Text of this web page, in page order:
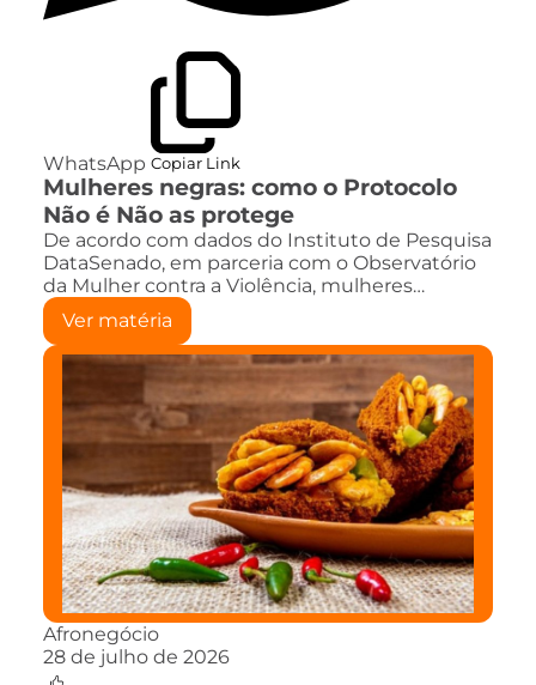
WhatsApp Copiar Link
Mulheres negras: como o Protocolo
Não é Não as protege
De acordo com dados do Instituto de Pesquisa
DataSenado, em parceria com o Observatório
da Mulher contra a Violência, mulheres…
Ver matéria
Afronegócio
28 de julho de 2026